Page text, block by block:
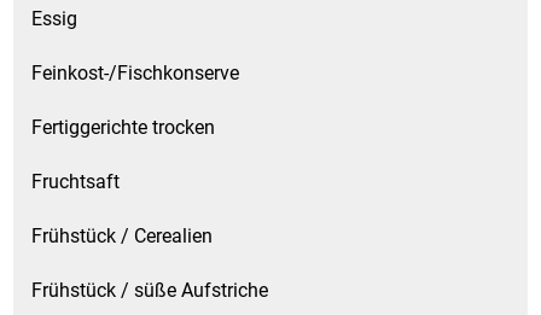
Essig
Feinkost-/Fischkonserve
Fertiggerichte trocken
Fruchtsaft
Frühstück / Cerealien
Frühstück / süße Aufstriche